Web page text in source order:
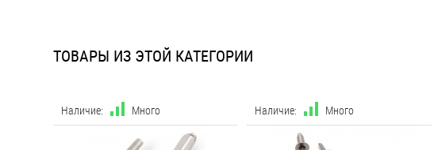
ТОВАРЫ ИЗ ЭТОЙ КАТЕГОРИИ
Наличие: Много Наличие: Много